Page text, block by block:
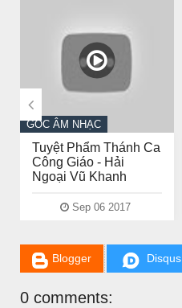
GÓC ÂM NHẠC
Tuyệt Phẩm Thánh Ca
Công Giáo - Hải
Ngoại Vũ Khanh
Sep 06 2017

Blogger Disqus
0 comments: